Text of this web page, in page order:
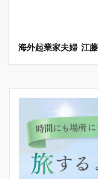
海外起業家夫婦 江